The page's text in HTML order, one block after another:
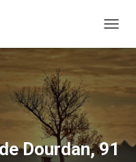
Dourdan, 91